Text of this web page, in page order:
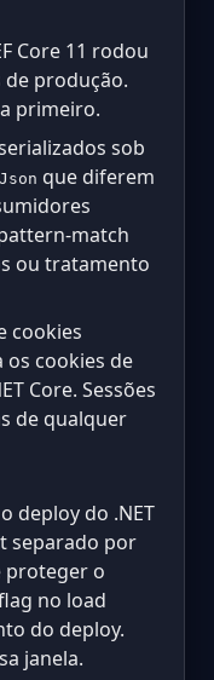
Core 11 rodou
produção.
primeiro.
sob
que diferem
match
ou tratamento
cookies
os cookies de
Core. Sessões
de qualquer
deploy do .NET
separado por
proteger o
no load
do deploy.
janela.